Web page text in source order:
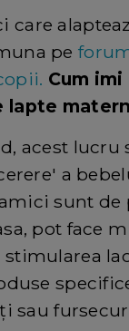
care
pe
Cum
lapte
acest lucru
a
sunt de
pot face
sau